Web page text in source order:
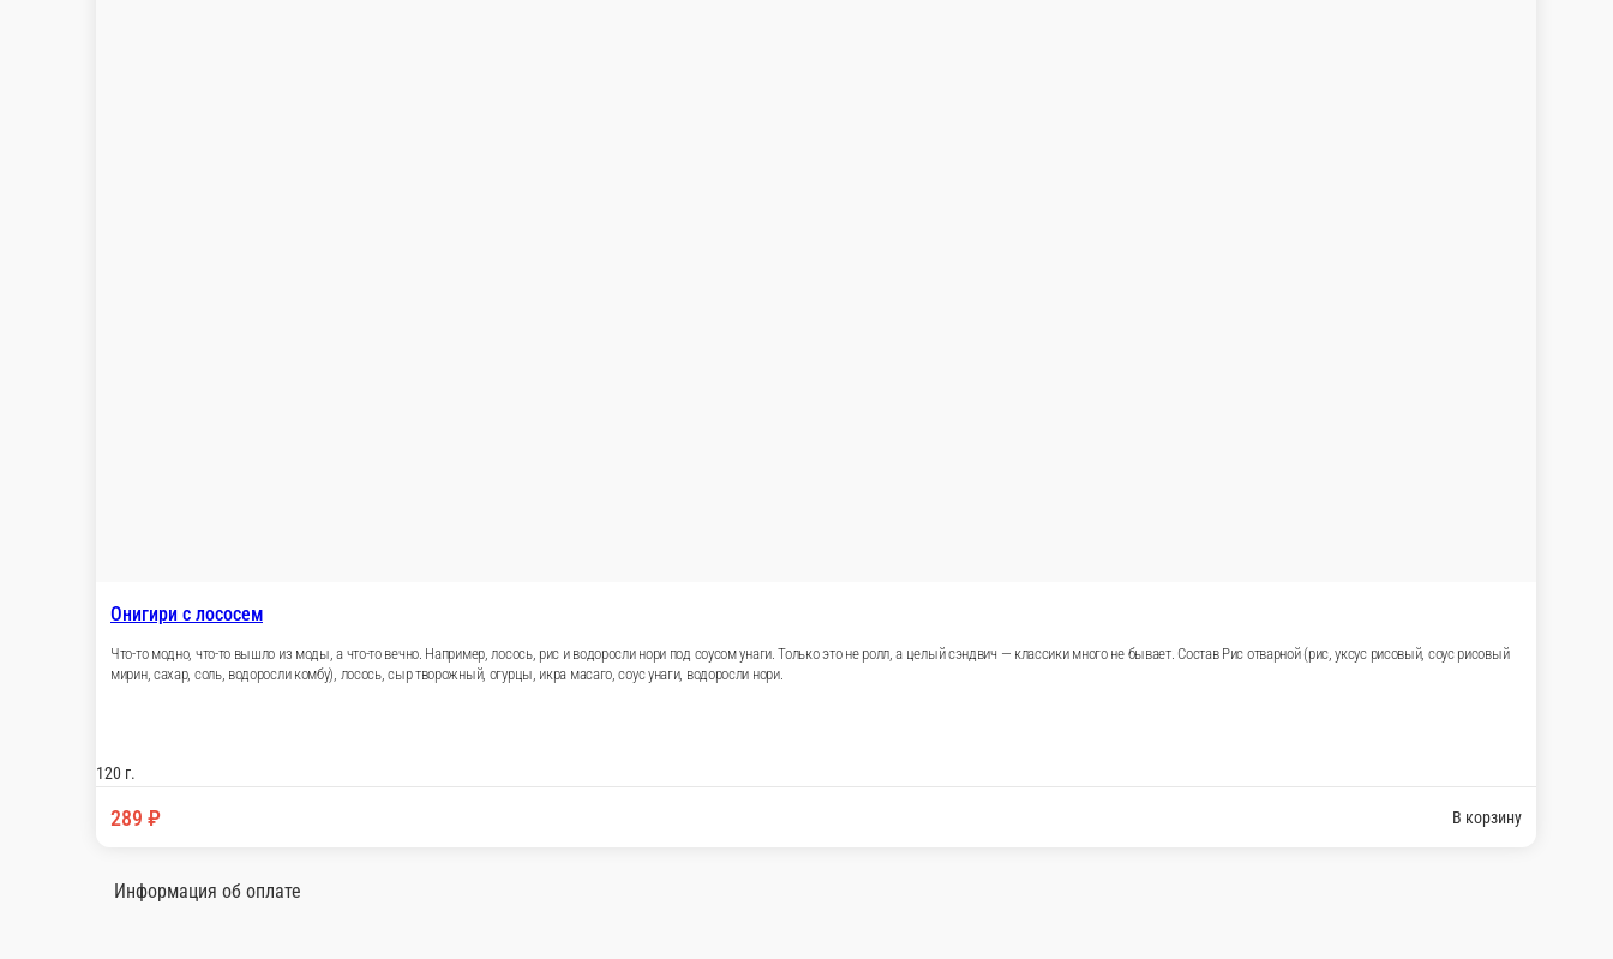
Онигири с лососем
Что-то модно, что-то вышло из моды, а что-то вечно. Например, лосось, рис и водоросли нори под соусом унаги. Только это не ролл, а целый сэндвич — классики много не бывает. Состав Рис отварной (рис, уксус рисовый, соус рисовый
мирин, сахар, соль, водоросли комбу), лосось, сыр творожный, огурцы, икра масаго, соус унаги, водоросли нори.
120 г.
289 ₽ В корзину
Информация об оплате